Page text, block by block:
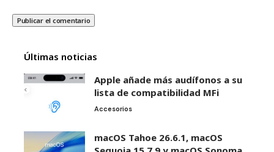
Últimas noticias
Apple añade más audífonos a su
lista de compatibilidad MFi
Accesorios
macOS Tahoe 26.6.1, macOS